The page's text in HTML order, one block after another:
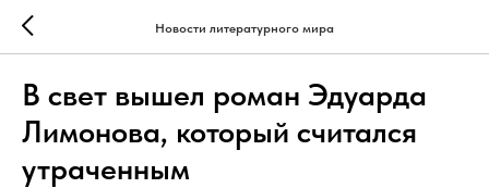
Новости литературного мира
В свет вышел роман Эдуарда
Лимонова, который считался
утраченным